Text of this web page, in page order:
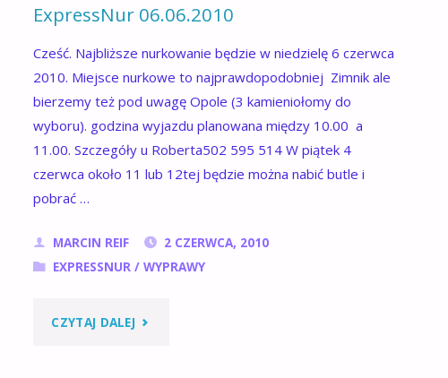
2010"
ExpressNur 06.06.2010
Cześć. Najbliższe nurkowanie będzie w niedzielę 6 czerwca
2010. Miejsce nurkowe to najprawdopodobniej Zimnik ale
bierzemy też pod uwagę Opole (3 kamieniołomy do
wyboru). godzina wyjazdu planowana między 10.00 a
11.00. Szczegóły u Roberta502 595 514 W piątek 4
czerwca około 11 lub 12tej będzie można nabić butle i
pobrać …
MARCIN REIF
2 CZERWCA, 2010
EXPRESSNUR/ WYPRAWY
CZYTAJ DALEJ "EXPRESSNUR